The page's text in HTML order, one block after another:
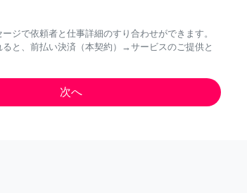
ジで依頼者と仕事詳細のすり合わせができます。
と、前払い決済（本契約）→サービスのご提供と